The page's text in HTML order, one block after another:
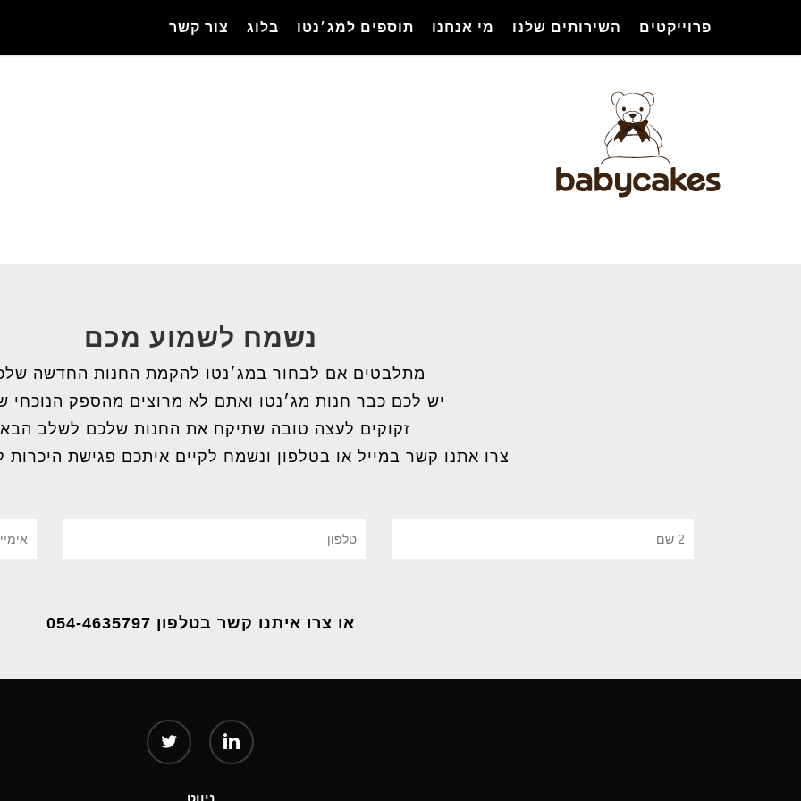
main
פרוייקטים השירותים שלנו מי אנחנו תוספים למג׳נטו בלוג צור קשר
נשמח לשמוע מכם
מתלבטים אם לבחור במג׳נטו להקמת החנות החדשה
יש לכם כבר חנות מג׳נטו ואתם לא מרוצים מהספק הנוכחי
זקוקים לעצה טובה שתיקח את החנות שלכם לשלב
צרו אתנו קשר במייל או בטלפון ונשמח לקיים איתכם פגישת היכרות
או צרו איתנו קשר בטלפון 054-4635797
twitter linkedin
ניווט